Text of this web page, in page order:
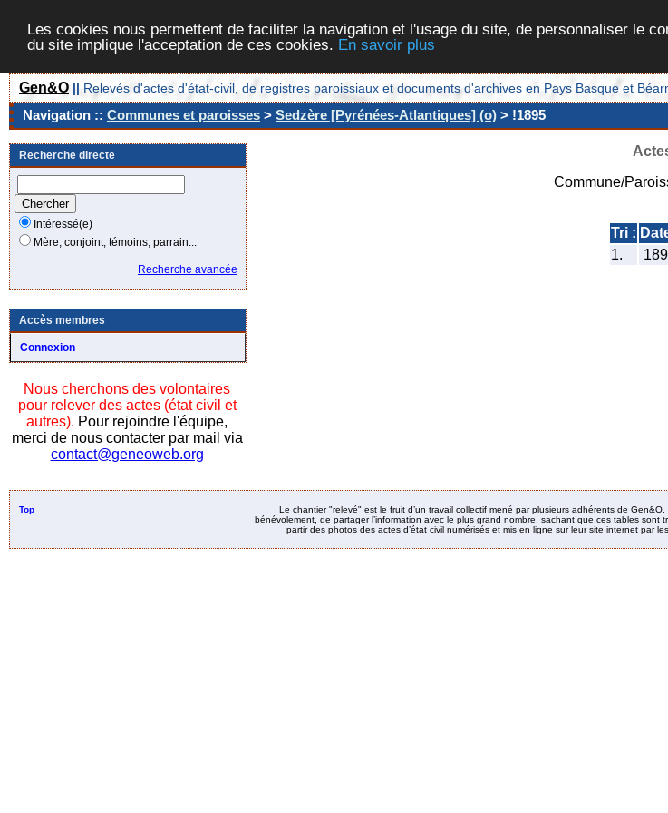
Les cookies nous permettent de faciliter la navigation et l'usage du site, de personnaliser le
du site implique l'acceptation de ces cookies. En savoir plus
Gen&O || Relevés d'actes d'état-civil, de registres paroissiaux et documents d'archives en Pays Basque et
Navigation :: Communes et paroisses > Sedzère [Pyrénées-Atlantiques] (o) > !1895
Recherche directe
Intéressé(e)
Mère, conjoint, témoins, parrain...
Recherche avancée
Accès membres
Connexion
Nous cherchons des volontaires
pour relever des actes (état civil et
autres). Pour rejoindre l'équipe,
merci de nous contacter par mail via
contact@geneoweb.org
Commune/
Tri :
1.
Top
Le chantier "relevé" est le fruit d’un travail collectif mené par plusieurs adhérents de
bénévolement, de partager l’information avec le plus grand nombre, sachant que ces tables sont
partir des photos des actes d’état civil numérisés et mis en ligne sur leur site internet par